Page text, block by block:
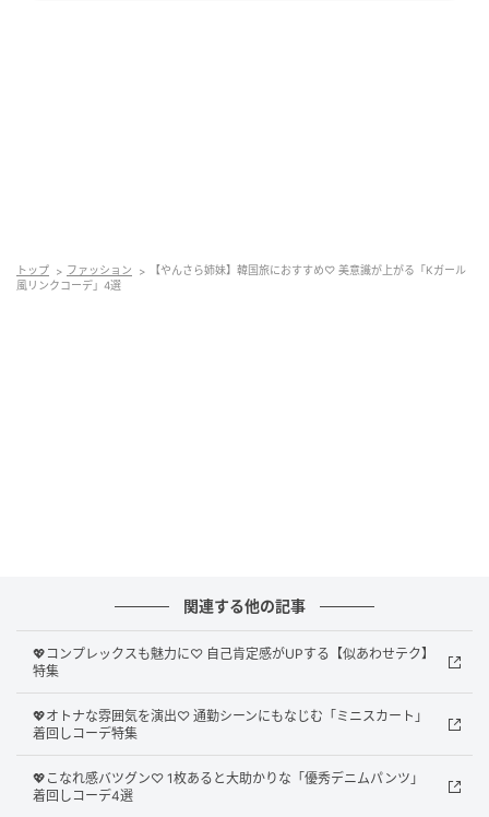
むぞ！」
ブラウンを効かせたNEO森ガールがおかわ♡
【下段・右】SAYA's Coordinate
キレイめなジャケットに超ミニがしゃれ度高め。
トップ ファッション
【やんさら姉妹】韓国旅におすすめ♡ 美意識が上がる「Kガール
風リンクコーデ」4選
関連する他の記事
💖コンプレックスも魅力に♡ 自己肯定感がUPする【似あわせテク】
特集
💖オトナな雰囲気を演出♡ 通勤シーンにもなじむ「ミニスカート」
着回しコーデ特集
💖こなれ感バツグン♡ 1枚あると大助かりな「優秀デニムパンツ」
着回しコーデ4選